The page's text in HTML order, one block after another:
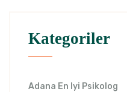
Kategoriler
Adana En Iyi Psikolog